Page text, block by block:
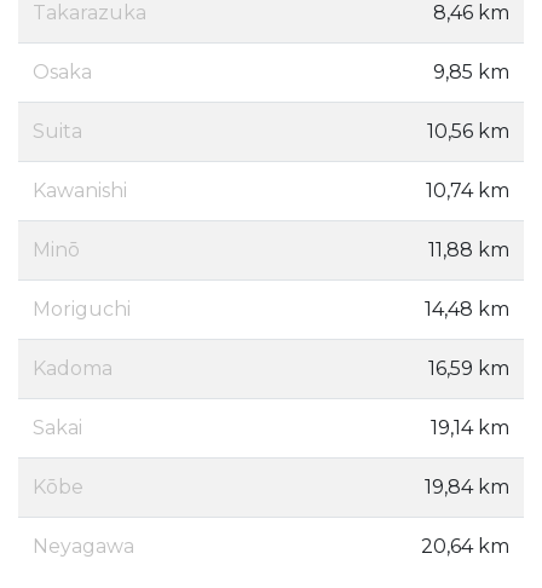
Takarazuka 8,46 km
Osaka 9,85 km
Suita 10,56 km
Kawanishi 10,74 km
Minō 11,88 km
Moriguchi 14,48 km
Kadoma 16,59 km
Sakai 19,14 km
Kōbe 19,84 km
Neyagawa 20,64 km